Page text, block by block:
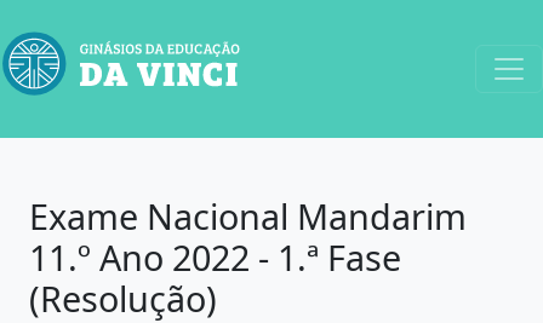
Exame Nacional Mandarim
11.º Ano 2022 - 1.ª Fase
(Resolução)